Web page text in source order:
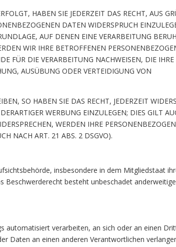
HABEN SIE JEDERZEIT DAS RECHT, AUS
DATEN WIDERSPRUCH
AUF DENEN EINE VERARBEITUNG
WIR IHRE BETROFFENEN
FÜR DIE VERARBEITUNG NACHWEISEN, DIE IHRE
AUSÜBUNG ODER VERTEIDIGUNG VON
SO HABEN SIE DAS RECHT, JEDERZEIT
WERBUNG EINZULEGEN; DIES GILT
WERDEN IHRE
NACH ART. 21 ABS. 2 DSGVO).
insbesondere in dem Mitgliedstaat
Beschwerderecht besteht unbeschadet
automatisiert verarbeiten, an sich oder an einen
Daten an einen anderen Verantwortlichen